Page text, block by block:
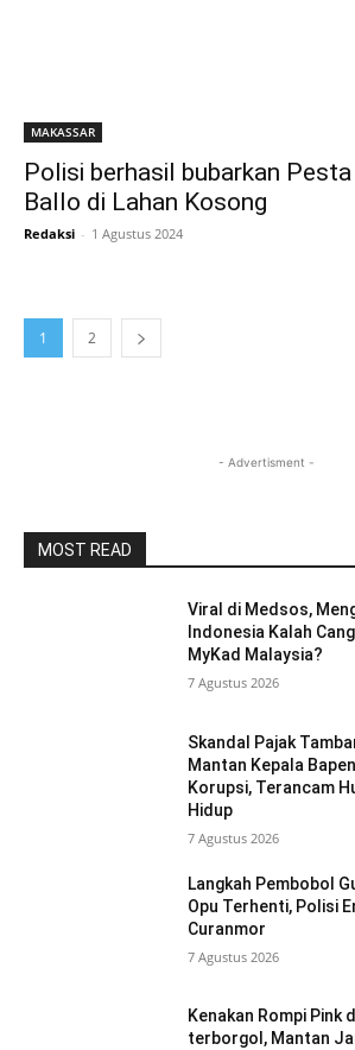
MAKASSAR
Polisi berhasil bubarkan
Ballo di Lahan Kosong
Redaksi - 1 Agustus 2024
1 2
- Advertisment -
MOST READ
Viral di Medsos,
Indonesia Kalah
MyKad Malaysia?
7 Agustus 2026
Skandal Pajak
Mantan Kepala
Korupsi, Terancam
Hidup
7 Agustus 2026
Langkah Pembobol
Opu Terhenti, Polisi
Curanmor
7 Agustus 2026
Kenakan Rompi Pink
terborgol, Mantan